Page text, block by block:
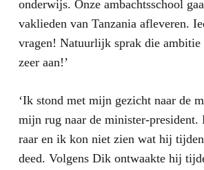
onderwijs. Onze ambachtsschool
vaklieden van Tanzania afleveren.
vragen! Natuurlijk sprak die ambitie
zeer aan!’
‘Ik stond met mijn gezicht naar de
mijn rug naar de minister-president.
raar en ik kon niet zien wat hij
deed. Volgens Dik ontwaakte hij